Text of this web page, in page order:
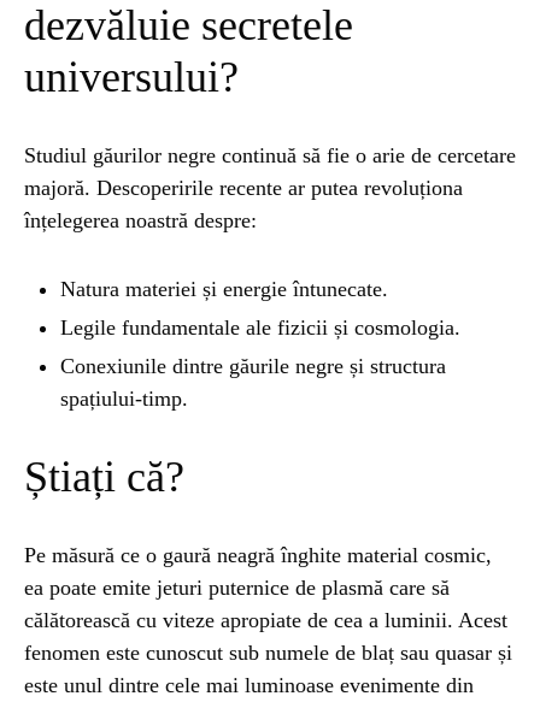
dezvăluie secretele
universului?
Studiul găurilor negre continuă să fie o arie de cercetare
majoră. Descoperirile recente ar putea revoluționa
înțelegerea noastră despre:
Natura materiei și energie întunecate.
Legile fundamentale ale fizicii și cosmologia.
Conexiunile dintre găurile negre și structura
spațiului-timp.
Știați că?
Pe măsură ce o gaură neagră înghite material cosmic,
ea poate emite jeturi puternice de plasmă care să
călătorească cu viteze apropiate de cea a luminii. Acest
fenomen este cunoscut sub numele de blaț sau quasar și
este unul dintre cele mai luminoase evenimente din